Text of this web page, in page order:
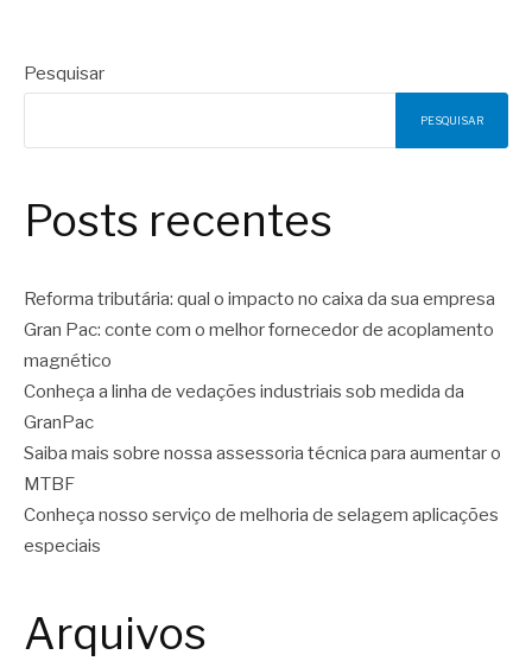
Pesquisar
PESQUISAR
Posts recentes
Reforma tributária: qual o impacto no caixa da sua empresa
Gran Pac: conte com o melhor fornecedor de acoplamento
magnético
Conheça a linha de vedações industriais sob medida da
GranPac
Saiba mais sobre nossa assessoria técnica para aumentar o
MTBF
Conheça nosso serviço de melhoria de selagem aplicações
especiais
Arquivos